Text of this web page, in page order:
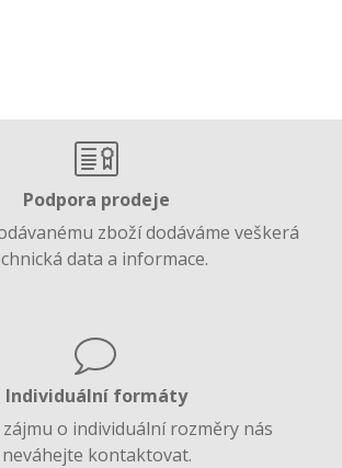
Podpora prodeje
zboží dodáváme veškerá
data a informace.
Individuální formáty
o individuální rozměry nás
neváhejte kontaktovat.